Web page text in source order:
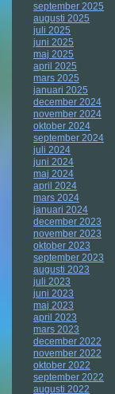
september 2025
augusti 2025
juli 2025
juni 2025
maj 2025
april 2025
mars 2025
januari 2025
december 2024
november 2024
oktober 2024
september 2024
juli 2024
juni 2024
maj 2024
april 2024
mars 2024
januari 2024
december 2023
november 2023
oktober 2023
september 2023
augusti 2023
juli 2023
juni 2023
maj 2023
april 2023
mars 2023
december 2022
november 2022
oktober 2022
september 2022
augusti 2022